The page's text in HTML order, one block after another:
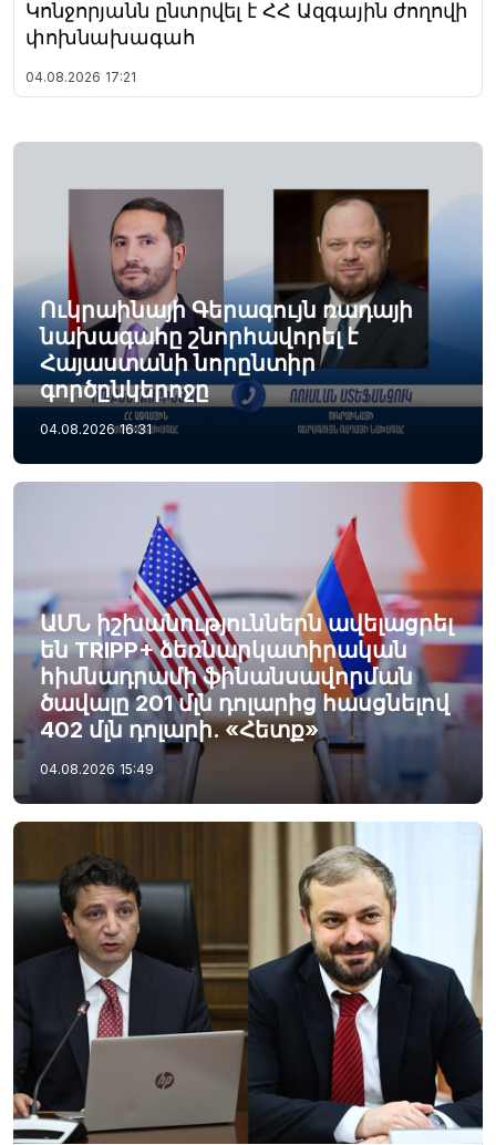
Կոնջորյանն ընտրվել է ՀՀ Ազգային ժողովի
փոխնախագահ
04.08.2026 17:21
Ուկրաինայի Գերագույն ռադայի
նախագահը շնորհավորել է
Հայաստանի նորընտիր
գործընկերոջը
04.08.2026 16:31
ԱՄՆ իշխանություններն ավելացրել
են TRIPP+ ձեռնարկատիրական
հիմնադրամի ֆինանսավորման
ծավալը 201 մլն դոլարից հասցնելով
402 մլն դոլարի. «Հետք»
04.08.2026 15:49